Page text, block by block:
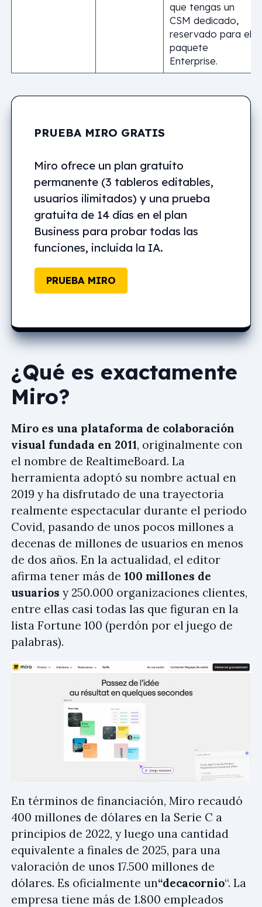
que tengas un
CSM dedicado,
reservado para el
paquete
Enterprise.
PRUEBA MIRO GRATIS
Miro ofrece un plan gratuito
permanente (3 tableros editables,
usuarios ilimitados) y una prueba
gratuita de 14 días en el plan
Business para probar todas las
funciones, incluida la IA.
PRUEBA MIRO
¿Qué es exactamente
Miro?
Miro es una plataforma de colaboración
visual fundada en 2011, originalmente con
el nombre de RealtimeBoard. La
herramienta adoptó su nombre actual en
2019 y ha disfrutado de una trayectoria
realmente espectacular durante el periodo
Covid, pasando de unos pocos millones a
decenas de millones de usuarios en menos
de dos años. En la actualidad, el editor
afirma tener más de 100 millones de
usuarios y 250.000 organizaciones clientes,
entre ellas casi todas las que figuran en la
lista Fortune 100 (perdón por el juego de
palabras).
En términos de financiación, Miro recaudó
400 millones de dólares en la Serie C a
principios de 2022, y luego una cantidad
equivalente a finales de 2025, para una
valoración de unos 17.500 millones de
dólares. Es oficialmente un“decacornio“. La
empresa tiene más de 1.800 empleados